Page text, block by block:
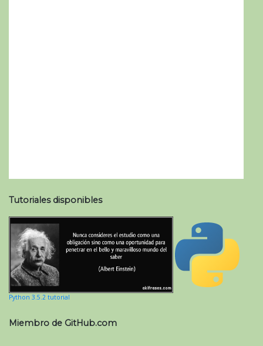
Tutoriales disponibles
Python 3.5.2 tutorial
Miembro de GitHub.com